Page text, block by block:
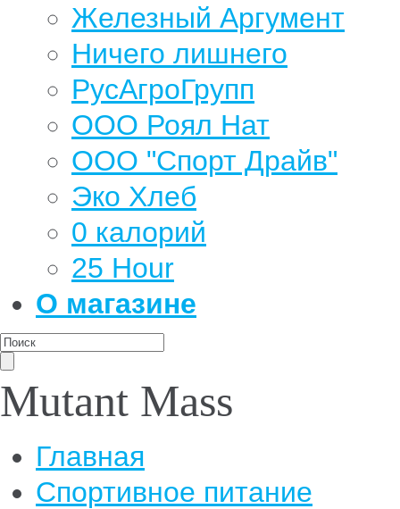
Железный Аргумент
Ничего лишнего
РусАгроГрупп
ООО Роял Нат
ООО "Спорт Драйв"
Эко Хлеб
0 калорий
25 Hour
О магазине
Mutant Mass
Главная
Спортивное питание